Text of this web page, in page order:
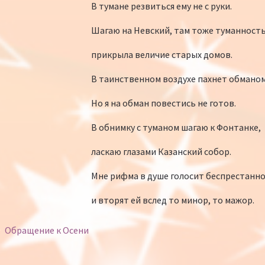
В тумане резвиться ему не с руки.
Шагаю на Невский, там тоже
прикрыла величие старых домов.
В таинственном воздухе пахнет
Но я на обман повестись не готов.
В обнимку с туманом шагаю к Фонтанке,
ласкаю глазами Казанский собор.
Мне рифма в душе голосит беспрестанно
и вторят ей вслед то минор, то мажор.
Обращение к Осени